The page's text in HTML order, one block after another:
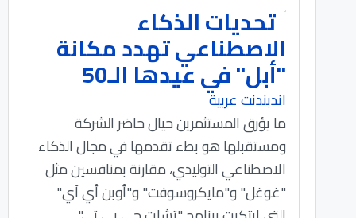
تحديات الذكاء
الاصطناعي تهدد مكانة
"أبل" في عيدها الـ50
اندبندنت عربية
ما يؤرق المستثمرين حيال حاضر الشركة
ومستقبلها هو بطء تقدمها في مجال الذكاء
الاصطناعي التوليدي، مقارنة بمنافسين مثل
"غوغل" و"مايكروسوفت" و"أوبن أي آي"